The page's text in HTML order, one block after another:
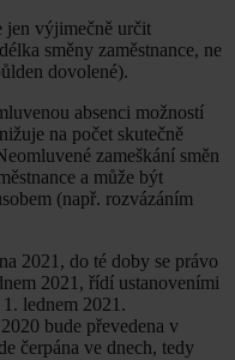
jen výjimečně určit
směny zaměstnance, ne
dovolené).
absenci možností
na počet skutečně
zameškání směn
a může být
(např. rozvázáním
2021, do té doby se právo
2021, řídí ustanoveními
lednem 2021.
bude převedena v
čerpána ve dnech, tedy